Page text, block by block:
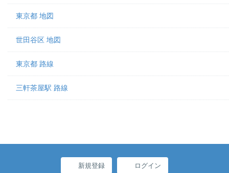
東京都 地図
世田谷区 地図
東京都 路線
三軒茶屋駅 路線
新規登録 ログイン